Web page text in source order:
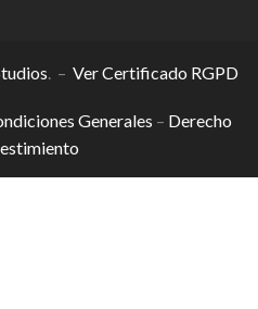
. – Ver Certificado RGPD
Generales – Derecho